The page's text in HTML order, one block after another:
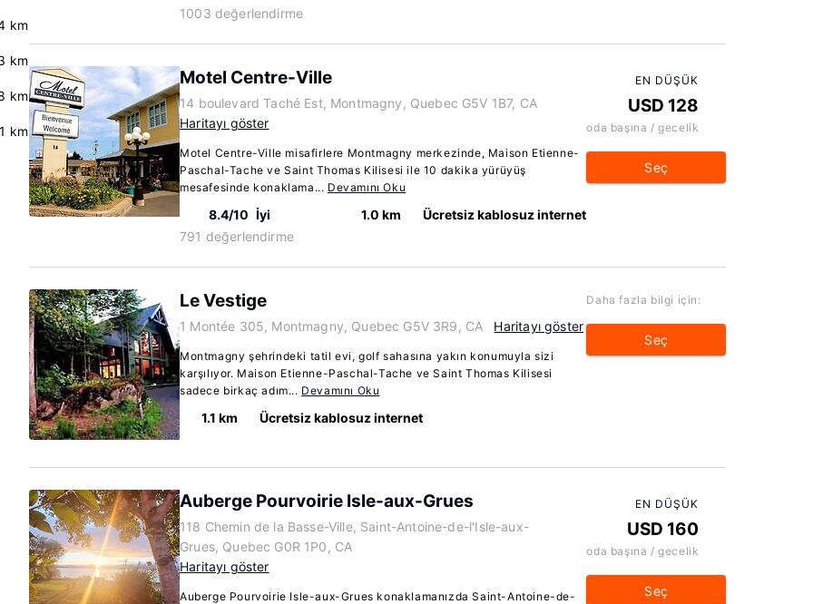
km
km
km
km
1003 değerlendirme
Motel Centre-Ville
14 boulevard Taché Est, Montmagny, Quebec G5V 1B7, CA
Haritayı göster
Motel Centre-Ville misafirlere Montmagny merkezinde, Maison Etienne-
Paschal-Tache ve Saint Thomas Kilisesi ile 10 dakika yürüyüş
mesafesinde konaklama... Devamını Oku
8.4/10 İyi
791 değerlendirme
1.0 km Ücretsiz kablosuz internet
EN DÜŞÜK
USD 128
oda başına / gecelik
Seç
Le Vestige
1 Montée 305, Montmagny, Quebec G5V 3R9, CA Haritayı göster
Montmagny şehrindeki tatil evi, golf sahasına yakın konumuyla sizi
karşılıyor. Maison Etienne-Paschal-Tache ve Saint Thomas Kilisesi
sadece birkaç adım... Devamını Oku
1.1 km Ücretsiz kablosuz internet
Daha fazla bilgi için:
Seç
Auberge Pourvoirie Isle-aux-Grues
118 Chemin de la Basse-Ville, Saint-Antoine-de-l'Isle-aux-
Grues, Quebec G0R 1P0, CA
Haritayı göster
Auberge Pourvoirie Isle-aux-Grues konaklamanızda Saint-Antoine-de-
EN DÜŞÜK
USD 160
oda başına / gecelik
Seç